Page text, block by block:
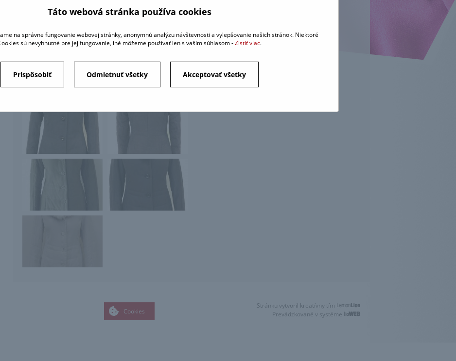
Cookies
Stránku vytvoril kreatívny tím
Prevádzkované v systéme
Táto webová stránka používa cookies
na správne fungovanie webovej stránky, anonymnú analýzu návštevnosti a vylepšovanie našich stránok. Niektoré
sú nevyhnutné pre jej fungovanie, iné môžeme používať len s vaším súhlasom -Zistiť viac.
Prispôsobiť Odmietnuť všetky Akceptovať všetky